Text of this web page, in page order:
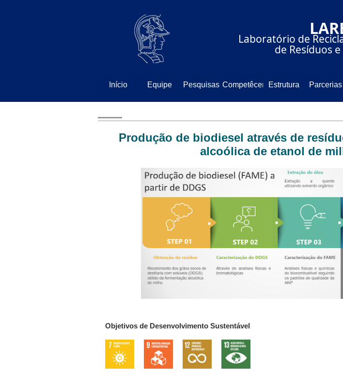
⠀⠀⠀⠀Laboratório de
⠀⠀⠀⠀⠀⠀⠀⠀⠀de Resíduos
Início Equipe Pesquisas CompetêcenciaEstrutura Parcerias
Produção de biodiesel através de
alcoólica de etanol de
Objetivos de Desenvolvimento Sustentável